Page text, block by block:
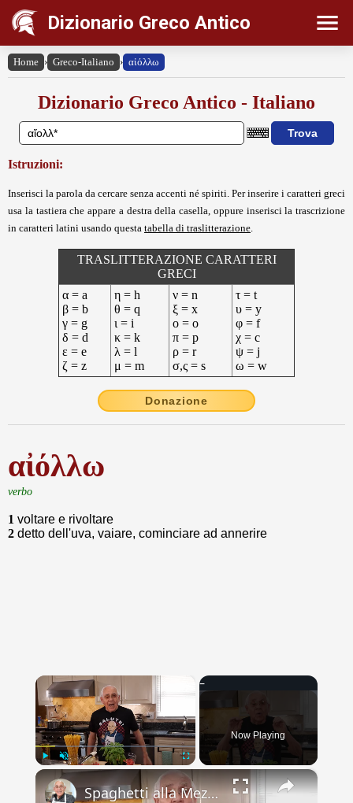
Dizionario Greco Antico
Home › Greco-Italiano › αἰόλλω
Dizionario Greco Antico - Italiano
Istruzioni:
Inserisci la parola da cercare senza accenti né spiriti. Per inserire i caratteri greci
usa la tastiera che appare a destra della casella, oppure inserisci la trascrizione
in caratteri latini usando questa tabella di traslitterazione
TRASLITTERAZIONE CARATTERI
GRECI
α = a
β = b
γ = g
δ = d
ε = e
ζ = z
η = h
θ = q
ι = i
κ = k
λ = l
μ = m
ν = n
ξ = x
ο = o
π = p
ρ = r
σ,ς = s
τ = t
υ = y
φ = f
χ = c
ψ = j
ω = w
Donazione
αἰόλλω
verbo
1 voltare e rivoltare
2 detto dell'uva, vaiare, cominciare ad annerire
Unmute
Now Playing
×
Spaghetti alla Mezzanotte Recipe